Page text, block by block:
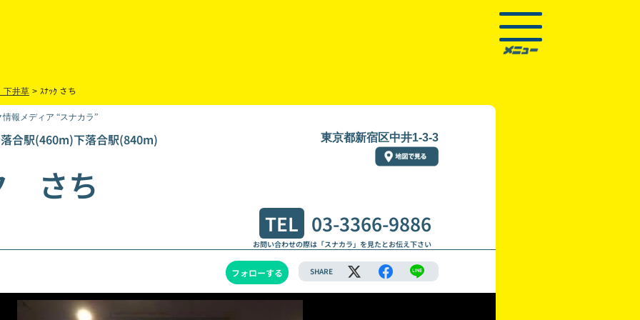
下井草 > ｽﾅｯｸ さち
報メディア “スナカラ”
合駅(460m)下落合駅(840m) 東京都新宿区中井1-3-3
さち
TEL 03-3366-9886
お問い合わせの際は「スナカラ」を見たとお伝え下さい
フォローする SHARE